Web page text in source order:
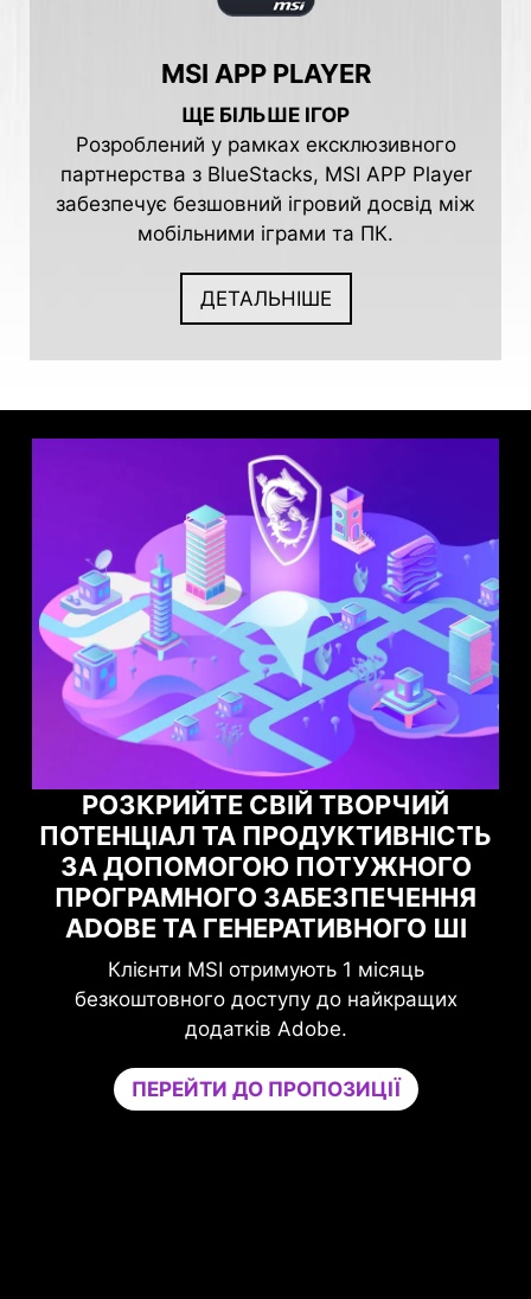
MSI APP PLAYER
ЩЕ БІЛЬШЕ ІГОР
Розроблений у рамках ексклюзивного
партнерства з BlueStacks, MSI APP Player
забезпечує безшовний ігровий досвід між
мобільними іграми та ПК.
ДЕТАЛЬНІШЕ
МАКСИМІЗУЙТЕ СВОЮ ІГРОВУ
ПРОДУКТИВНІСТЬ ЗА
ДОПОМОГОЮ NORTON GAME
OPTIMIZER
Підвищіть свій захист без шкоди для гри.
Game Optimizer виділяє потужність ЦП,
необхідну для оптимальної продуктивності у
вашій грі, ізолюючи несуттєві програми на
окреме ядро ЦП. Підвищуйте продуктивність